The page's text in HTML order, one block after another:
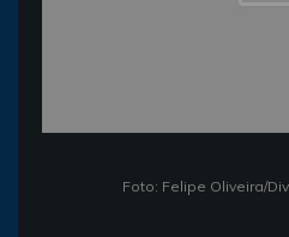
Foto: Felipe Oliveira/